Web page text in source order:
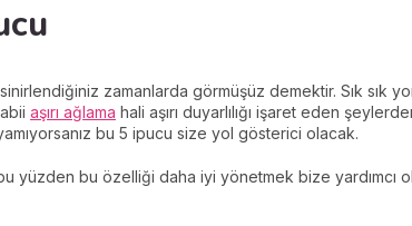
zamanlarda görmüşüz demektir. Sık sık
aşırı ağlama hali aşırı duyarlılığı işaret eden
bu 5 ipucu size yol gösterici olacak.
yüzden bu özelliği daha iyi yönetmek bize yardımcı